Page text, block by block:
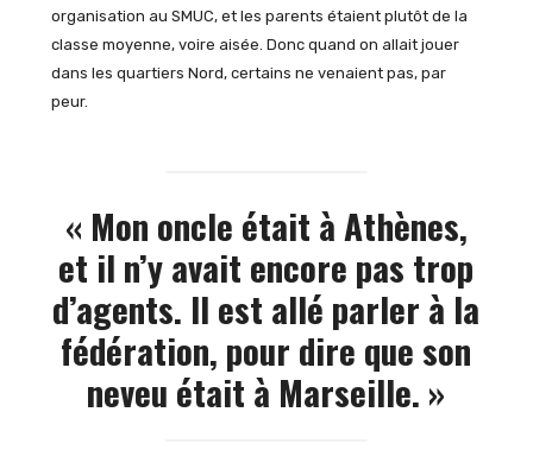
organisation au SMUC, et les parents étaient plutôt de la
classe moyenne, voire aisée. Donc quand on allait jouer
dans les quartiers Nord, certains ne venaient pas, par
peur.
« Mon oncle était à Athènes,
et il n’y avait encore pas trop
d’agents. Il est allé parler à la
fédération, pour dire que son
neveu était à Marseille. »